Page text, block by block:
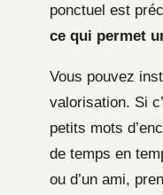
ponctuel est
ce qui permet
Vous pouvez
valorisation. Si
petits mots
de temps en
ou d’un ami,